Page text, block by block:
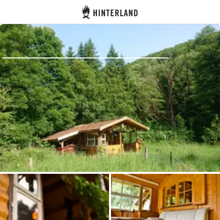
Hinterland
Accedi
Registro
Diventare Host
Piazzole
Alloggi
Pianificazione viaggio